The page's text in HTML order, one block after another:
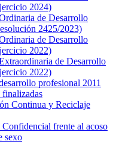
2024)
de Desarrollo
2425/2023)
de Desarrollo
2022)
de Desarrollo
2022)
profesional 2011
Continua y Reciclaje
frente al acoso
sexo